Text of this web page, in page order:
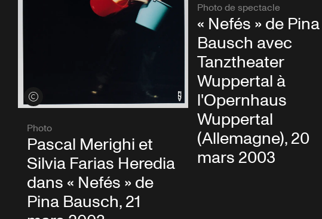
Voir les crédits
Photo
Pascal Merighi et
Silvia Farias Heredia
dans « Nefés » de
Pina Bausch, 21
Photo de spectacle
« Nefés » de Pina
Bausch avec
Tanztheater
Wuppertal à
l'Opernhaus
Wuppertal
(Allemagne), 20
mars 2003